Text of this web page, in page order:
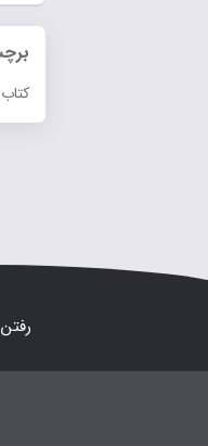
کتاب توسعه
رفتن به